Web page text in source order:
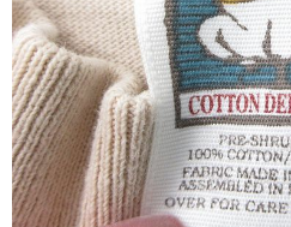
すべての年代を見る
週刊ラッシュアウト新聞
古着コラム